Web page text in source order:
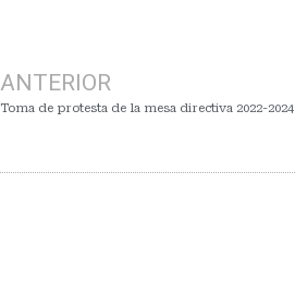
ANTERIOR
Toma de protesta de la mesa directiva 2022-2024